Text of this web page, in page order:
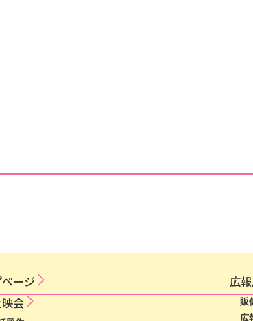
ページ
会​​
広​
販
広